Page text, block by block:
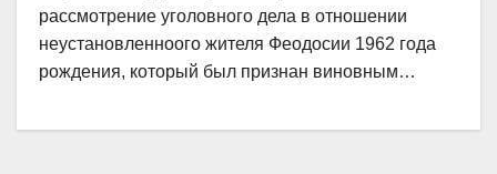
рассмотрение уголовного дела в отношении
неустановленноого жителя Феодосии 1962 года
рождения, который был признан виновным…